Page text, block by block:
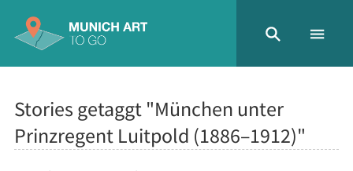
Stories getaggt "München unter
Prinzregent Luitpold (1886–1912)"